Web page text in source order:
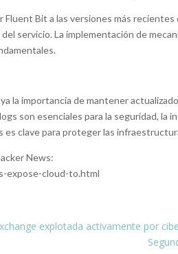
Bit a las versiones más
servicio. La implementación de
la importancia de mantener
son esenciales para la seguridad,
es clave para proteger las
News:
expose-cloud-to.html
explotada activamente por